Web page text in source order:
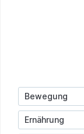
Bewegung
Ernährung